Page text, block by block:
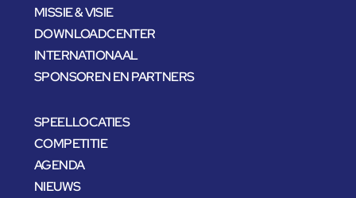
MISSIE & VISIE
DOWNLOADCENTER
INTERNATIONAAL
SPONSOREN EN PARTNERS
SPEELLOCATIES
COMPETITIE
AGENDA
NIEUWS